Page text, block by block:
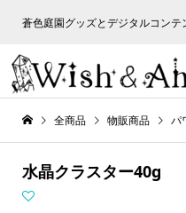
蒼色庭園グッズとデジタルコンテ
全商品 物販商品 パ
水晶クラスター40g
蒼色庭園グッズとデジタル